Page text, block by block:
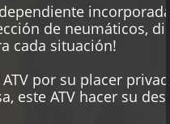
de neumáticos,
cada situación!
por su placer
este ATV hacer su